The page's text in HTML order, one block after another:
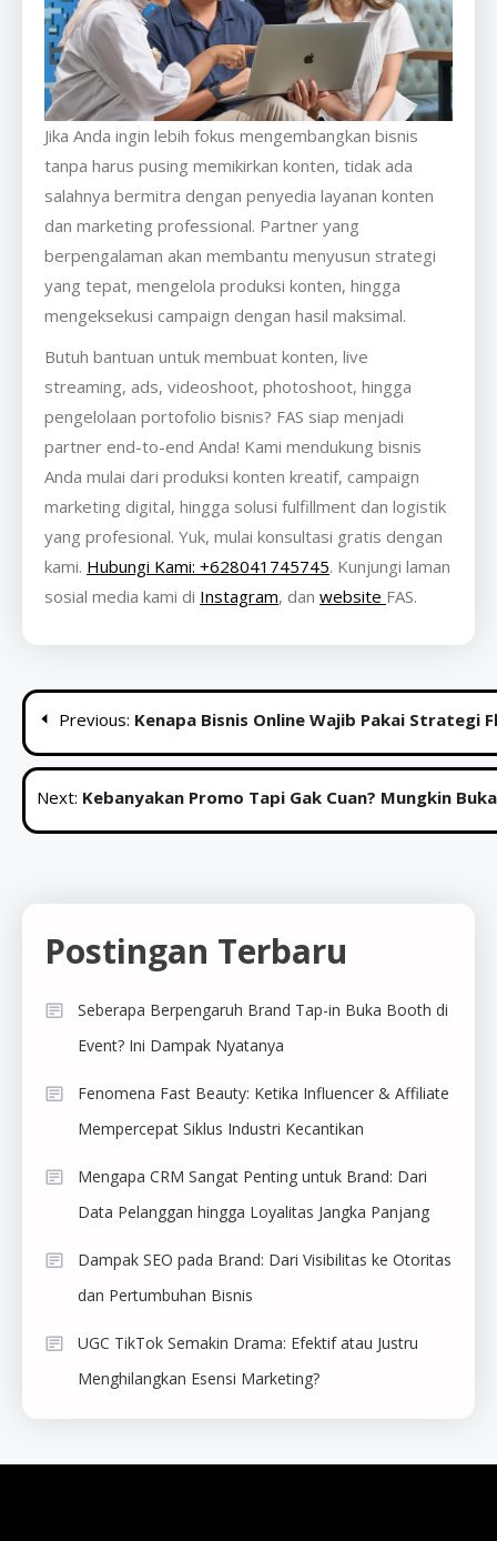
Jika Anda ingin lebih fokus mengembangkan bisnis
tanpa harus pusing memikirkan konten, tidak ada
salahnya bermitra dengan penyedia layanan konten
dan marketing professional. Partner yang
berpengalaman akan membantu menyusun strategi
yang tepat, mengelola produksi konten, hingga
mengeksekusi campaign dengan hasil maksimal.
Butuh bantuan untuk membuat konten, live
streaming, ads, videoshoot, photoshoot, hingga
pengelolaan portofolio bisnis? FAS siap menjadi
partner end-to-end Anda! Kami mendukung bisnis
Anda mulai dari produksi konten kreatif, campaign
marketing digital, hingga solusi fulfillment dan logistik
yang profesional. Yuk, mulai konsultasi gratis dengan
kami. Hubungi Kami: +628041745745. Kunjungi laman
sosial media kami di Instagram, dan website FAS.
Post
navigation
Previous: Kenapa Bisnis Online Wajib Pakai Strategi
Next: Kebanyakan Promo Tapi Gak Cuan? Mungkin
Postingan Terbaru
Seberapa Berpengaruh Brand Tap-in Buka Booth di
Event? Ini Dampak Nyatanya
Fenomena Fast Beauty: Ketika Influencer & Affiliate
Mempercepat Siklus Industri Kecantikan
Mengapa CRM Sangat Penting untuk Brand: Dari
Data Pelanggan hingga Loyalitas Jangka Panjang
Dampak SEO pada Brand: Dari Visibilitas ke Otoritas
dan Pertumbuhan Bisnis
UGC TikTok Semakin Drama: Efektif atau Justru
Menghilangkan Esensi Marketing?